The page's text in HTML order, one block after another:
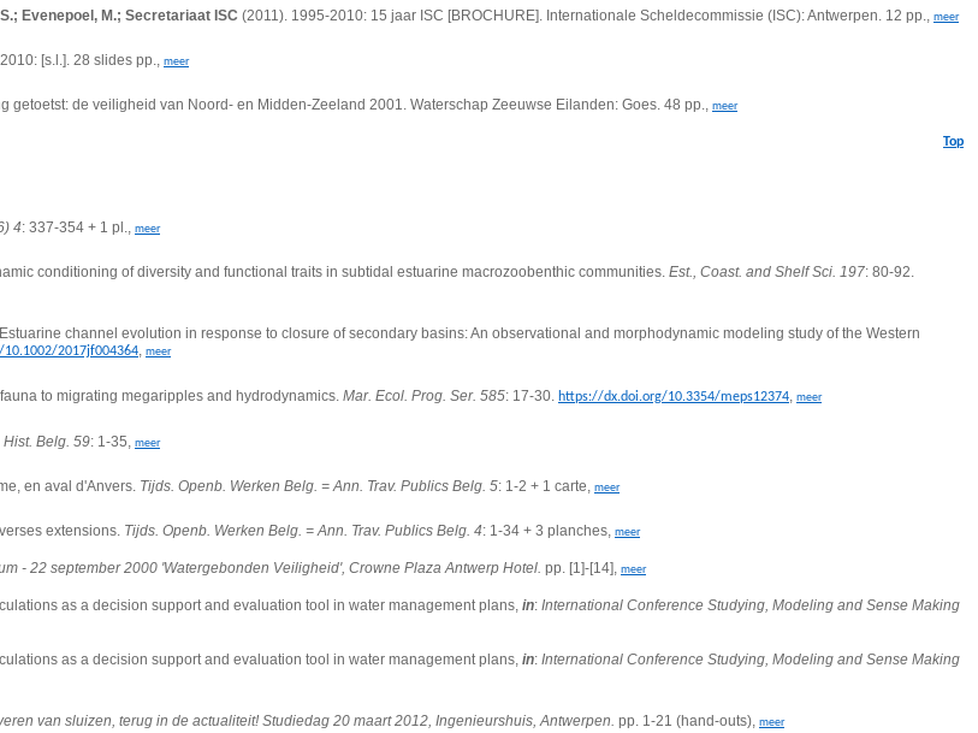
Evenepoel, M.; Secretariaat ISC (2011). 1995-2010: 15 jaar ISC [BROCHURE]. Internationale Scheldecommissie (ISC): Antwerpen. 12 pp., meer
[s.l.]. 28 slides pp., meer
getoetst: de veiligheid van Noord- en Midden-Zeeland 2001. Waterschap Zeeuwse Eilanden: Goes. 48 pp., meer
Top
4: 337-354 + 1 pl., meer
conditioning of diversity and functional traits in subtidal estuarine macrozoobenthic communities. Est., Coast. and Shelf Sci. 197: 80-92.
Estuarine channel evolution in response to closure of secondary basins: An observational and morphodynamic modeling study of the Western
2017jf004364 meer
to migrating megaripples and hydrodynamics. Mar. Ecol. Prog. Ser. 585: 17-30. https://dx.doi.org/10.3354/meps12374 meer
Belg. 59: 1-35, meer
en aval d'Anvers. Tijds. Openb. Werken Belg. = Ann. Trav. Publics Belg. 5: 1-2 + 1 carte, meer
extensions. Tijds. Openb. Werken Belg. = Ann. Trav. Publics Belg. 4: 1-34 + 3 planches, meer
- 22 september 2000 'Watergebonden Veiligheid', Crowne Plaza Antwerp Hotel. pp. [1]-[14], meer
as a decision support and evaluation tool in water management plans, in: International Conference Studying, Modeling and Sense Making
as a decision support and evaluation tool in water management plans, in: International Conference Studying, Modeling and Sense Making
van sluizen, terug in de actualiteit! Studiedag 20 maart 2012, Ingenieurshuis, Antwerpen. pp. 1-21 (hand-outs), meer